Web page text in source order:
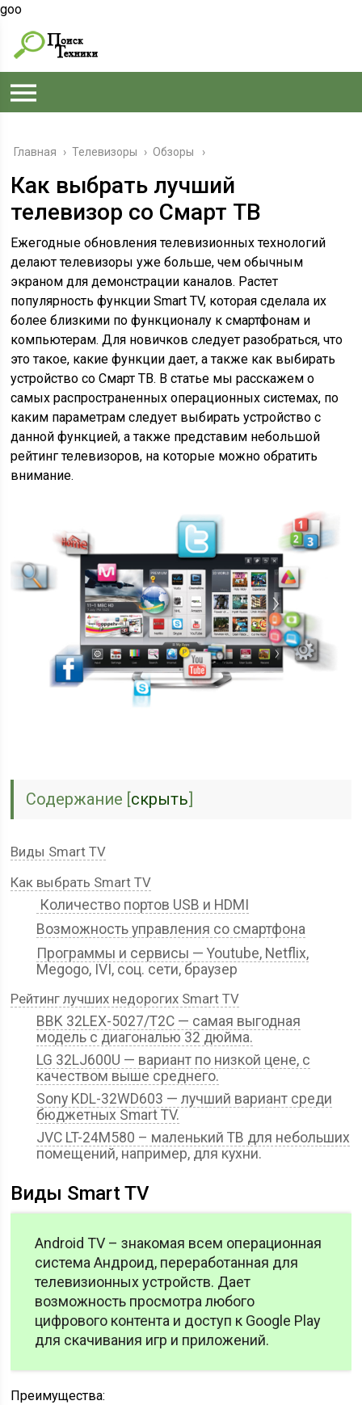
goo
Главная › Телевизоры › Обзоры
Как выбрать лучший
телевизор со Смарт ТВ
Ежегодные обновления телевизионных технологий
делают телевизоры уже больше, чем обычным
экраном для демонстрации каналов. Растет
популярность функции Smart TV, которая сделала их
более близкими по функционалу к смартфонам и
компьютерам. Для новичков следует разобраться, что
это такое, какие функции дает, а также как выбирать
устройство со Смарт ТВ. В статье мы расскажем о
самых распространенных операционных системах, по
каким параметрам следует выбирать устройство с
данной функцией, а также представим небольшой
рейтинг телевизоров, на которые можно обратить
внимание.
Содержание [скрыть]
Виды Smart TV
Как выбрать Smart TV
Количество портов USB и HDMI
Возможность управления со смартфона
Программы и сервисы — Youtube, Netflix,
Megogo, IVI, соц. сети, браузер
Рейтинг лучших недорогих Smart TV
BBK 32LEX-5027/T2C — самая выгодная
модель с диагональю 32 дюйма.
LG 32LJ600U — вариант по низкой цене, с
качеством выше среднего.
Sony KDL-32WD603 — лучший вариант среди
бюджетных Smart TV.
JVC LT-24M580 – маленький ТВ для небольших
помещений, например, для кухни.
Виды Smart TV
Android TV – знакомая всем операционная
система Андроид, переработанная для
телевизионных устройств. Дает
возможность просмотра любого
цифрового контента и доступ к Google Play
для скачивания игр и приложений.
Преимущества: